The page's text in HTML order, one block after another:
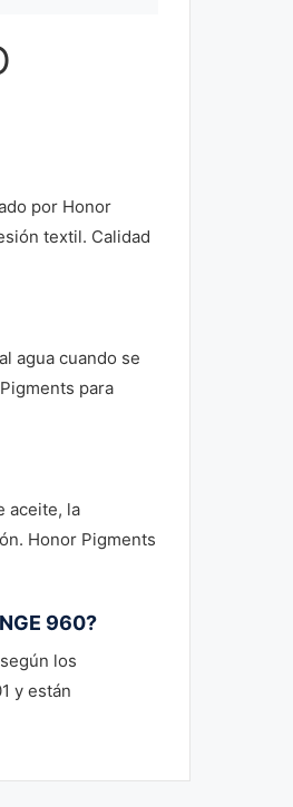
por Honor
textil. Calidad
agua cuando se
para
aceite, la
Honor Pigments
960?
los
y están